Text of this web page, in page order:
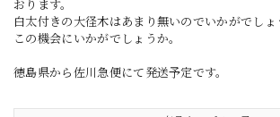
おります。
白太付きの大径木はあまり無いのでいかがでしょ
この機会にいかがでしょうか。
徳島県から佐川急便にて発送予定です。